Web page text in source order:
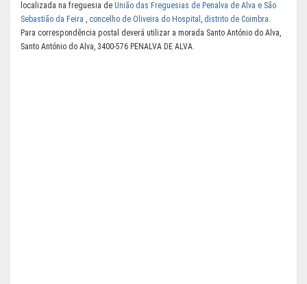
localizada na freguesia de União das Freguesias de Penalva de Alva e São
Sebastião da Feira , concelho de Oliveira do Hospital , distrito de Coimbra.
Para correspondência postal deverá utilizar a morada Santo António do Alva,
Santo António do Alva, 3400-576 PENALVA DE ALVA.